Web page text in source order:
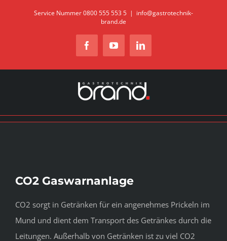
Service Nummer 0800 555 553 5 | info@gastrotechnik-
brand.de
FacebookYouTubeLinkedIn
CO2 Gaswarnanlage
CO2 sorgt in Getränken für ein angenehmes Prickeln im
Mund und dient dem Transport des Getränkes durch die
Leitungen. Außerhalb von Getränken ist zu viel CO2